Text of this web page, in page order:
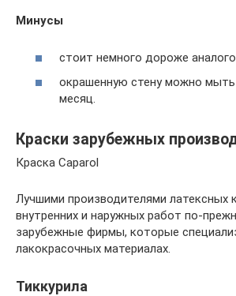
Минусы
стоит немного дороже
окрашенную стену можно мыть
месяц.
Краски зарубежных
Краска Caparol
Лучшими производителями латексных
внутренних и наружных работ по-
зарубежные фирмы, которые
лакокрасочных материалах.
Тиккурила